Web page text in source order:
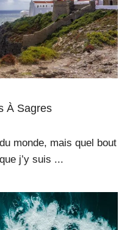
À Sagres
monde, mais quel bout
j’y suis ...